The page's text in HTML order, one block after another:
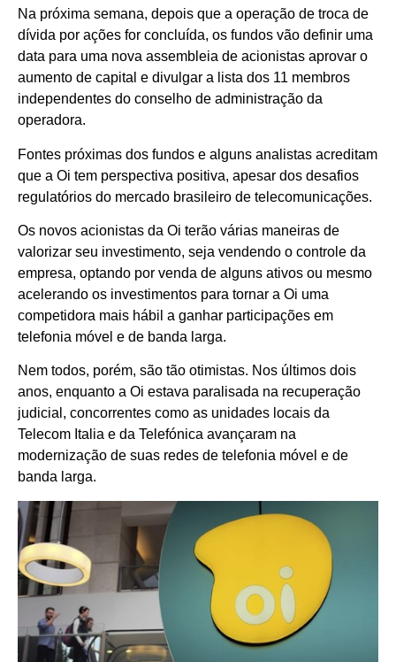
Na próxima semana, depois que a operação de troca de
dívida por ações for concluída, os fundos vão definir uma
data para uma nova assembleia de acionistas aprovar o
aumento de capital e divulgar a lista dos 11 membros
independentes do conselho de administração da
operadora.
Fontes próximas dos fundos e alguns analistas acreditam
que a Oi tem perspectiva positiva, apesar dos desafios
regulatórios do mercado brasileiro de telecomunicações.
Os novos acionistas da Oi terão várias maneiras de
valorizar seu investimento, seja vendendo o controle da
empresa, optando por venda de alguns ativos ou mesmo
acelerando os investimentos para tornar a Oi uma
competidora mais hábil a ganhar participações em
telefonia móvel e de banda larga.
Nem todos, porém, são tão otimistas. Nos últimos dois
anos, enquanto a Oi estava paralisada na recuperação
judicial, concorrentes como as unidades locais da
Telecom Italia e da Telefónica avançaram na
modernização de suas redes de telefonia móvel e de
banda larga.